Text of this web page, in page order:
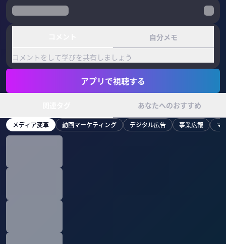
自分メモ
コメントをして学びを共有しましょう
アプリで視聴する
あなたへのおすすめ
メディア変革 動画マーケティング デジタル広告 事業広報 マ